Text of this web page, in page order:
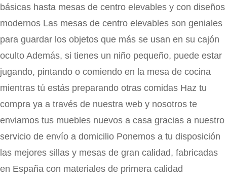
básicas hasta mesas de centro elevables y con diseños
modernos Las mesas de centro elevables son geniales
para guardar los objetos que más se usan en su cajón
oculto Además, si tienes un niño pequeño, puede estar
jugando, pintando o comiendo en la mesa de cocina
mientras tú estás preparando otras comidas Haz tu
compra ya a través de nuestra web y nosotros te
enviamos tus muebles nuevos a casa gracias a nuestro
servicio de envío a domicilio Ponemos a tu disposición
las mejores sillas y mesas de gran calidad, fabricadas
en España con materiales de primera calidad